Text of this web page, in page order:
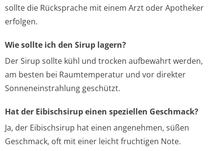
sollte die Rücksprache mit einem Arzt oder Apotheker
erfolgen.
Wie sollte ich den Sirup lagern?
Der Sirup sollte kühl und trocken aufbewahrt werden,
am besten bei Raumtemperatur und vor direkter
Sonneneinstrahlung geschützt.
Hat der Eibischsirup einen speziellen Geschmack?
Ja, der Eibischsirup hat einen angenehmen, süßen
Geschmack, oft mit einer leicht fruchtigen Note.